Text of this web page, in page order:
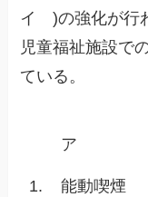
イ )の強化が行
児童福祉施設
ている。
ア
1. 能動喫煙